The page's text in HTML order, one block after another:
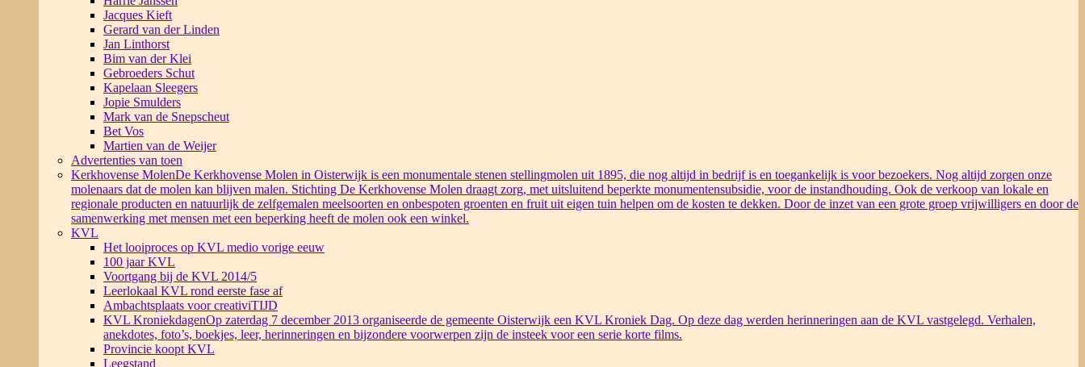
Jacques Kieft
Gerard van der Linden
Jan Linthorst
Bim van der Klei
Gebroeders Schut
Kapelaan Sleegers
Jopie Smulders
Mark van de Snepscheut
Bet Vos
Martien van de Weijer
Advertenties van toen
Kerkhovense MolenDe Kerkhovense Molen in Oisterwijk is een monumentale stenen stellingmolen uit 1895, die nog altijd in bedrijf is en toegankelijk is voor bezoekers. Nog altijd zorgen onze
molenaars dat de molen kan blijven malen. Stichting De Kerkhovense Molen draagt zorg, met uitsluitend beperkte monumentensubsidie, voor de instandhouding. Ook de verkoop van lokale en
regionale producten en natuurlijk de zelfgemalen meelsoorten en onbespoten groenten en fruit uit eigen tuin helpen om de kosten te dekken. Door de inzet van een grote groep vrijwilligers en door de
samenwerking met mensen met een beperking heeft de molen ook een winkel.
KVL
Het looiproces op KVL medio vorige eeuw
100 jaar KVL
Voortgang bij de KVL 2014/5
Leerlokaal KVL rond eerste fase af
Ambachtsplaats voor creativiTIJD
KVL KroniekdagenOp zaterdag 7 december 2013 organiseerde de gemeente Oisterwijk een KVL Kroniek Dag. Op deze dag werden herinneringen aan de KVL vastgelegd. Verhalen,
anekdotes, foto’s, boekjes, leer, herinneringen en bijzondere voorwerpen zijn de insteek voor een serie korte films.
Provincie koopt KVL
Leegstand